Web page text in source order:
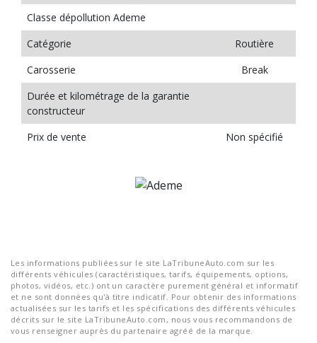
Classe dépollution Ademe
Catégorie
Routière
Carosserie
Break
Durée et kilométrage de la garantie
constructeur
Prix de vente
Non spécifié
Les informations publiées sur le site LaTribuneAuto.com sur les
différents véhicules (caractéristiques, tarifs, équipements, options,
photos, vidéos, etc.) ont un caractère purement général et informatif
et ne sont données qu'à titre indicatif. Pour obtenir des informations
actualisées sur les tarifs et les spécifications des différents véhicules
décrits sur le site LaTribuneAuto.com, nous vous recommandons de
vous renseigner auprès du partenaire agréé de la marque.